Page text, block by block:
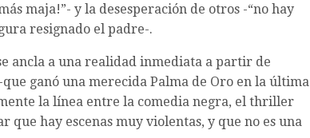
maja!”- y la desesperación de otros -“no hay
resignado el padre-.
ancla a una realidad inmediata a partir de
ganó una merecida Palma de Oro en la última
la línea entre la comedia negra, el thriller
hay escenas muy violentas, y que no es una